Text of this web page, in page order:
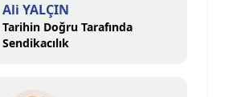
Ali YALÇIN
Tarihin Doğru Tarafında
Sendikacılık